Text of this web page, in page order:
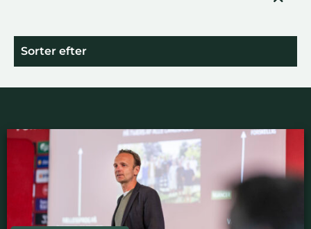
Sorter efter